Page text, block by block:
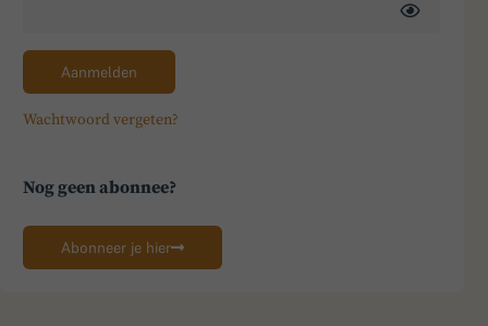
Aanmelden
Wachtwoord vergeten?
Nog geen abonnee?
Abonneer je hier